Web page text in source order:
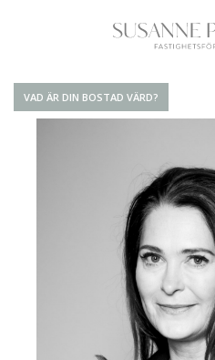
VAD ÄR DIN BOSTAD VÄRD?